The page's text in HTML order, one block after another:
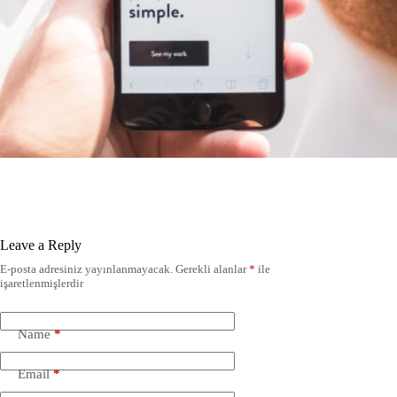
Leave a Reply
E-posta adresiniz yayınlanmayacak. Gerekli alanlar* ile
işaretlenmişlerdir
Name*
Email*